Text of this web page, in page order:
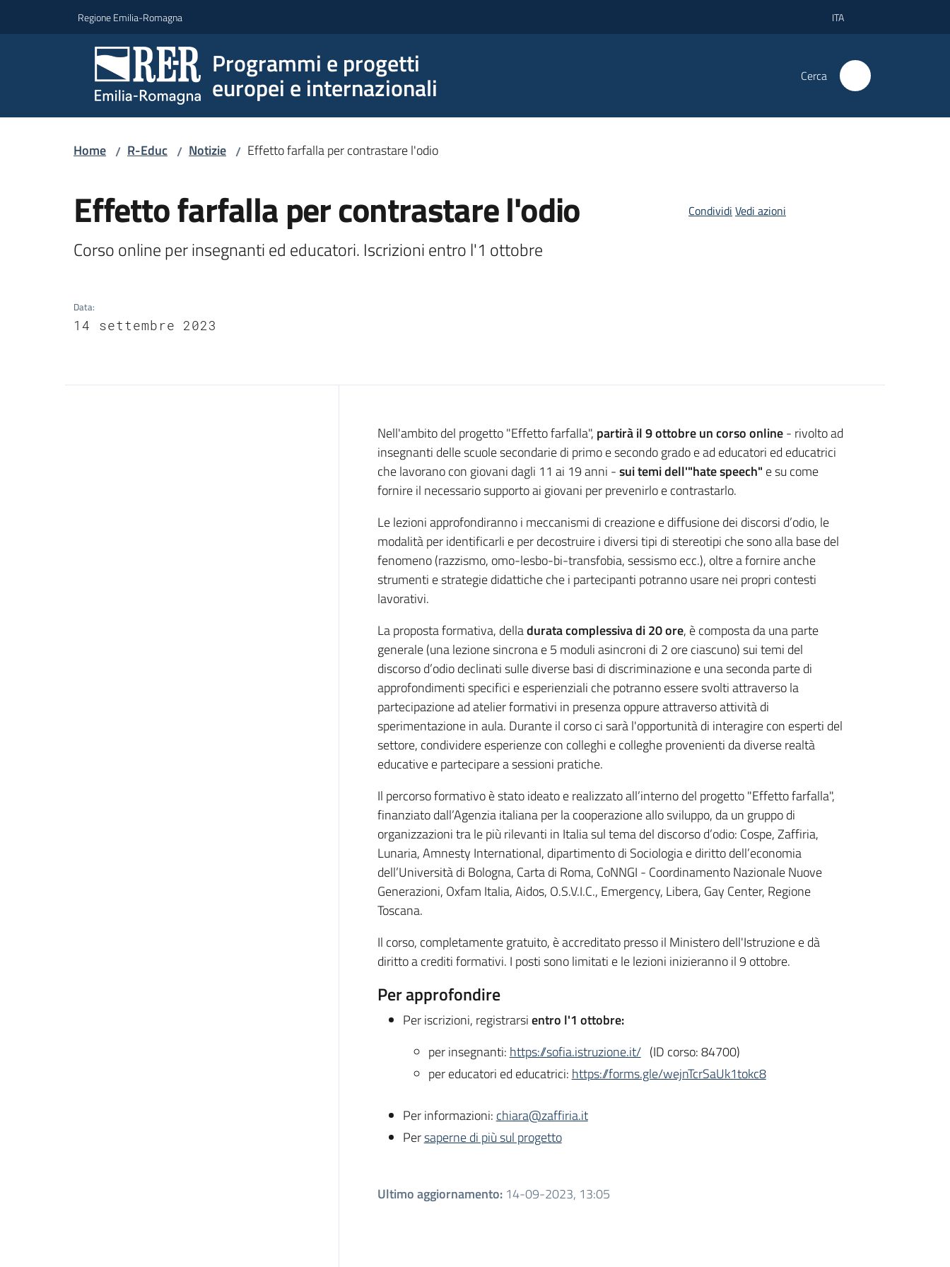
Regione Emilia-Romagna ITA
Programmi e progetti
europei e internazionali Cerca
Home / R-Educ / Notizie / Effetto farfalla per contrastare l'odio
Effetto farfalla per contrastare l'odio
Corso online per insegnanti ed educatori. Iscrizioni entro l'1 ottobre
Data:
14 settembre 2023
Condividi Vedi azioni
Introduzione
Nell'ambito del progetto "Effetto farfalla", partirà il 9 ottobre un corso online- rivolto ad
insegnanti delle scuole secondarie di primo e secondo grado e ad educatori ed educatrici
che lavorano con giovani dagli 11 ai 19 anni -sui temi dell'"hate speech" e su come
fornire il necessario supporto ai giovani per prevenirlo e contrastarlo.
Le lezioni approfondiranno i meccanismi di creazione e diffusione dei discorsi d’odio, le
modalità per identificarli e per decostruire i diversi tipi di stereotipi che sono alla base del
fenomeno (razzismo, omo-lesbo-bi-transfobia, sessismo ecc.), oltre a fornire anche
strumenti e strategie didattiche che i partecipanti potranno usare nei propri contesti
lavorativi.
La proposta formativa, delladurata complessiva di 20 ore, è composta da una parte
generale (una lezione sincrona e 5 moduli asincroni di 2 ore ciascuno) sui temi del
discorso d’odio declinati sulle diverse basi di discriminazione e una seconda parte di
approfondimenti specifici e esperienziali che potranno essere svolti attraverso la
partecipazione ad atelier formativi in presenza oppure attraverso attività di
sperimentazione in aula. Durante il corso ci sarà l'opportunità di interagire con esperti del
settore, condividere esperienze con colleghi e colleghe provenienti da diverse realtà
educative e partecipare a sessioni pratiche.
Il percorso formativo è stato ideato e realizzato all’interno del progetto "Effetto farfalla",
finanziato dall’Agenzia italiana per la cooperazione allo sviluppo, da un gruppo di
organizzazioni tra le più rilevanti in Italia sul tema del discorso d’odio: Cospe, Zaffiria,
Lunaria, Amnesty International, dipartimento di Sociologia e diritto dell’economia
dell’Università di Bologna, Carta di Roma, CoNNGI - Coordinamento Nazionale Nuove
Generazioni, Oxfam Italia, Aidos, O.S.V.I.C., Emergency, Libera, Gay Center, Regione
Toscana.
Il corso, completamente gratuito, è accreditato presso il Ministero dell'Istruzione e dà
diritto a crediti formativi. I posti sono limitati e le lezioni inizieranno il 9 ottobre.
Per approfondire
Per iscrizioni, registrarsientro l'1 ottobre:
per insegnanti: https://sofia.istruzione.it/ (ID corso: 84700)
per educatori ed educatrici: https://forms.gle/wejnTcrSaUk1tokc8
Per informazioni: chiara@zaffiria.it
Persaperne di più sul progetto
Ultimo aggiornamento: 14-09-2023, 13:05